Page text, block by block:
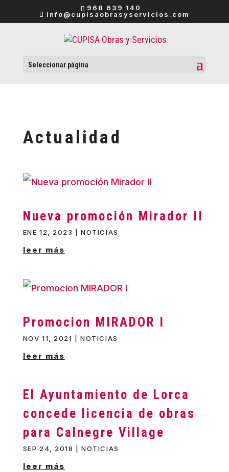
968 639 140
info@cupisaobrasyservicios.com
Seleccionar página
Actualidad
Nueva promoción Mirador II
ENE 12, 2023 |NOTICIAS
leer más
Promocion MIRADOR I
NOV 11, 2021 |NOTICIAS
leer más
El Ayuntamiento de Lorca
concede licencia de obras
para Calnegre Village
SEP 24, 2018 |NOTICIAS
leer más